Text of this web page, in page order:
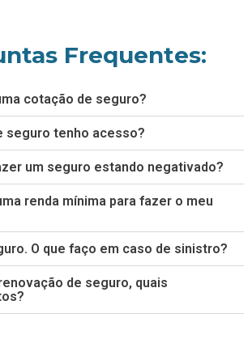
Frequentes:
cotação de seguro?
seguro tenho acesso?
um seguro estando negativado?
renda mínima para fazer o meu
O que faço em caso de sinistro?
de seguro, quais